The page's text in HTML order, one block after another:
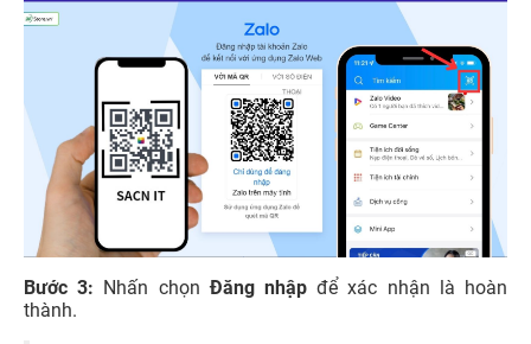
Bước 3: Nhấn chọnĐăng nhập để xác nhận là hoàn
thành.